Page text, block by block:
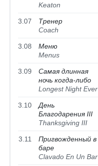
Keaton
3.07
Тренер
Coach
3.08
Меню
Menus
3.09
Самая длинная
ночь когда-либо
Longest Night Ever
3.10
День
Благодарения III
Thanksgiving III
3.11
Пригвожденный в
баре
Clavado En Un Bar